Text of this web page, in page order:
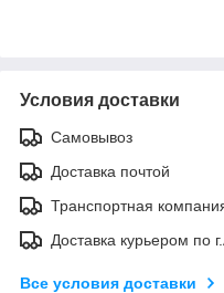
Условия доставки
Самовывоз
Доставка почтой
Транспортная
Доставка курьером по
Все условия доставки